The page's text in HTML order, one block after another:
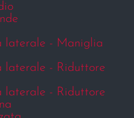
laterale - Maniglia
laterale - Riduttore
laterale - Riduttore